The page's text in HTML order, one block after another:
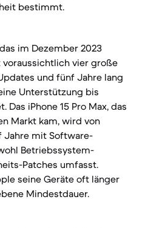
bestimmt.
im Dezember 2023
vier große
und fünf Jahre lang
Unterstützung bis
iPhone 15 Pro Max, das
Markt kam, wird von
mit Software-
Betriebssystem-
Patches umfasst.
seine Geräte oft länger
Mindestdauer.